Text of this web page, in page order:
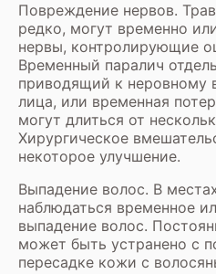
Повреждение нервов.
редко, могут временно
нервы, контролирующие
Временный паралич
приводящий к неровному
лица, или временная
могут длиться от
Хирургическое
некоторое улучшение.
Выпадение волос. В
наблюдаться временное
выпадение волос.
может быть устранено с
пересадке кожи с